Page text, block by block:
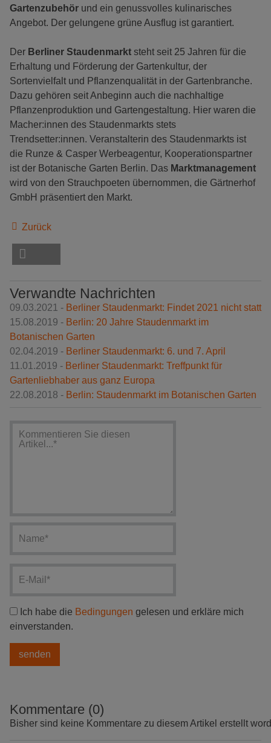
Gartenzubehör und ein genussvolles kulinarisches
Angebot. Der gelungene grüne Ausflug ist garantiert.
Der Berliner Staudenmarkt steht seit 25 Jahren für die
Erhaltung und Förderung der Gartenkultur, der
Sortenvielfalt und Pflanzenqualität in der Gartenbranche.
Dazu gehören seit Anbeginn auch die nachhaltige
Pflanzenproduktion und Gartengestaltung. Hier waren die
Macher:innen des Staudenmarkts stets
Trendsetter:innen. Veranstalterin des Staudenmarkts ist
die Runze & Casper Werbeagentur, Kooperationspartner
ist der Botanische Garten Berlin. Das Marktmanagement
wird von den Strauchpoeten übernommen, die Gärtnerhof
GmbH präsentiert den Markt.
Zurück
Verwandte Nachrichten
09.03.2021 - Berliner Staudenmarkt: Findet 2021 nicht statt
15.08.2019 - Berlin: 20 Jahre Staudenmarkt im
Botanischen Garten
02.04.2019 - Berliner Staudenmarkt: 6. und 7. April
11.01.2019 - Berliner Staudenmarkt: Treffpunkt für
Gartenliebhaber aus ganz Europa
22.08.2018 - Berlin: Staudenmarkt im Botanischen Garten
Ich habe die Bedingungen gelesen und erkläre mich
einverstanden.
Kommentare (0)
Bisher sind keine Kommentare zu diesem Artikel erstellt